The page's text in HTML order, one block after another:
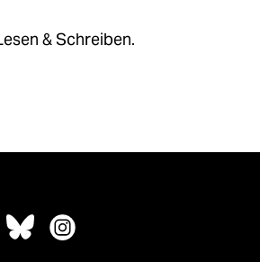
& Schreiben.